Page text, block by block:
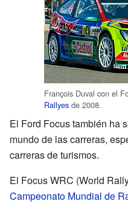
François Duval con el
Rallyes de 2008.
El Ford Focus también ha
mundo de las carreras,
carreras de turismos.
El Focus WRC (World
Campeonato Mundial de